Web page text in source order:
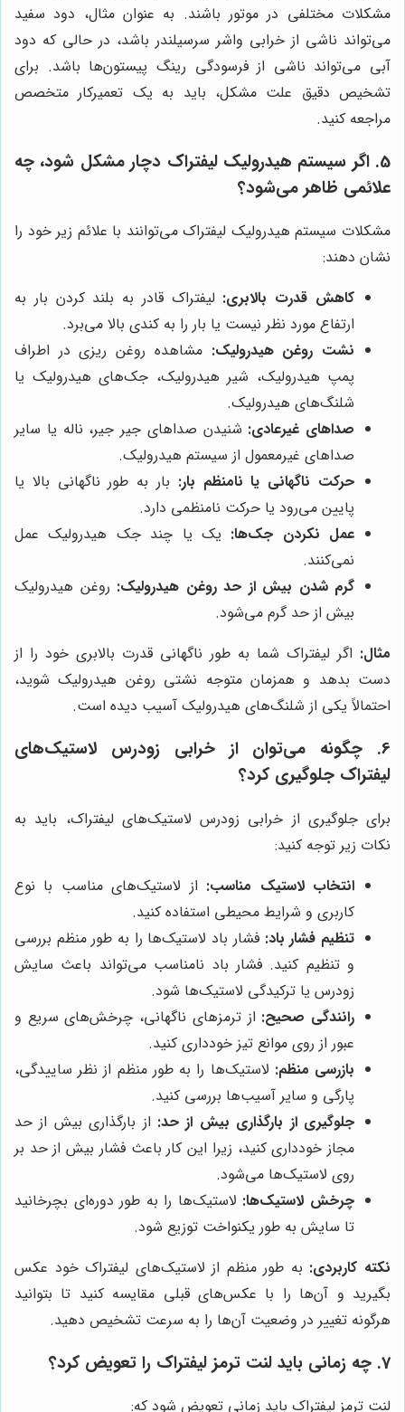
مشکلات مختلفی در موتور باشند. به عنوان مثال، دود سفید
می‌تواند ناشی از خرابی واشر سرسیلندر باشد، در حالی که دود
آبی می‌تواند ناشی از فرسودگی رینگ پیستون‌ها باشد. برای
تشخیص دقیق علت مشکل، باید به یک تعمیرکار متخصص
مراجعه کنید.
5. اگر سیستم هیدرولیک لیفتراک دچار مشکل شود، چه
علائمی ظاهر می‌شود؟
مشکلات سیستم هیدرولیک لیفتراک می‌توانند با علائم زیر خود را
نشان دهند:
کاهش قدرت بالابری: لیفتراک قادر به بلند کردن بار به
ارتفاع مورد نظر نیست یا بار را به کندی بالا می‌برد.
نشت روغن هیدرولیک: مشاهده روغن ریزی در اطراف
پمپ هیدرولیک، شیر هیدرولیک، جک‌های هیدرولیک یا
شلنگ‌های هیدرولیک.
صداهای غیرعادی: شنیدن صداهای جیر جیر، ناله یا سایر
صداهای غیرمعمول از سیستم هیدرولیک.
حرکت ناگهانی یا نامنظم بار: بار به طور ناگهانی بالا یا
پایین می‌رود یا حرکت نامنظمی دارد.
عمل نکردن جک‌ها: یک یا چند جک هیدرولیک عمل
نمی‌کنند.
گرم شدن بیش از حد روغن هیدرولیک: روغن هیدرولیک
بیش از حد گرم می‌شود.
مثال: اگر لیفتراک شما به طور ناگهانی قدرت بالابری خود را از
دست بدهد و همزمان متوجه نشتی روغن هیدرولیک شوید،
احتمالاً یکی از شلنگ‌های هیدرولیک آسیب دیده است.
6. چگونه می‌توان از خرابی زودرس لاستیک‌های
لیفتراک جلوگیری کرد؟
برای جلوگیری از خرابی زودرس لاستیک‌های لیفتراک، باید به
نکات زیر توجه کنید:
انتخاب لاستیک مناسب: از لاستیک‌های مناسب با نوع
کاربری و شرایط محیطی استفاده کنید.
تنظیم فشار باد: فشار باد لاستیک‌ها را به طور منظم بررسی
و تنظیم کنید. فشار باد نامناسب می‌تواند باعث سایش
زودرس یا ترکیدگی لاستیک‌ها شود.
رانندگی صحیح: از ترمزهای ناگهانی، چرخش‌های سریع و
عبور از روی موانع تیز خودداری کنید.
بازرسی منظم: لاستیک‌ها را به طور منظم از نظر ساییدگی،
پارگی و سایر آسیب‌ها بررسی کنید.
جلوگیری از بارگذاری بیش از حد: از بارگذاری بیش از حد
مجاز خودداری کنید، زیرا این کار باعث فشار بیش از حد بر
روی لاستیک‌ها می‌شود.
چرخش لاستیک‌ها: لاستیک‌ها را به طور دوره‌ای بچرخانید
تا سایش به طور یکنواخت توزیع شود.
نکته کاربردی: به طور منظم از لاستیک‌های لیفتراک خود عکس
بگیرید و آن‌ها را با عکس‌های قبلی مقایسه کنید تا بتوانید
هرگونه تغییر در وضعیت آن‌ها را به سرعت تشخیص دهید.
7. چه زمانی باید لنت ترمز لیفتراک را تعویض کرد؟
لنت ترمز لیفتراک باید زمانی تعویض شود که: